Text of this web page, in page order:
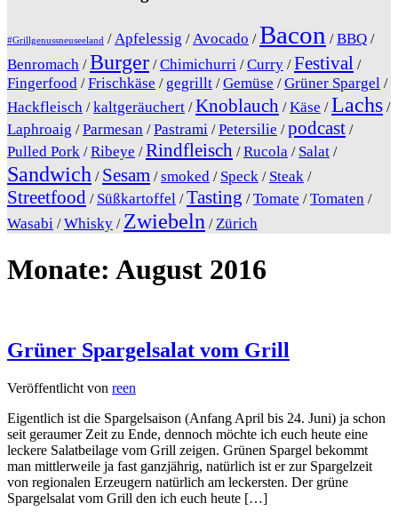
#Grillgenussneuseeland /Apfelessig /Avocado /Bacon /BBQ /
Benromach /Burger /Chimichurri /Curry /Festival /
Fingerfood /Frischkäse / gegrillt /Gemüse /Grüner Spargel /
Hackfleisch /kaltgeräuchert /Knoblauch /Käse /Lachs /
Laphroaig /Parmesan /Pastrami /Petersilie /podcast /
Pulled Pork /Ribeye /Rindfleisch /Rucola / Salat /
Sandwich / Sesam /smoked / Speck / Steak /
Streetfood / Süßkartoffel /Tasting /Tomate /Tomaten /
Wasabi /Whisky / Zwiebeln /Zürich
Monate: August 2016
Grüner Spargelsalat vom Grill
Veröffentlicht von reen
Eigentlich ist die Spargelsaison (Anfang April bis 24. Juni) ja schon
seit geraumer Zeit zu Ende, dennoch möchte ich euch heute eine
leckere Salatbeilage vom Grill zeigen. Grünen Spargel bekommt
man mittlerweile ja fast ganzjährig, natürlich ist er zur Spargelzeit
von regionalen Erzeugern natürlich am leckersten. Der grüne
Spargelsalat vom Grill den ich euch heute […]